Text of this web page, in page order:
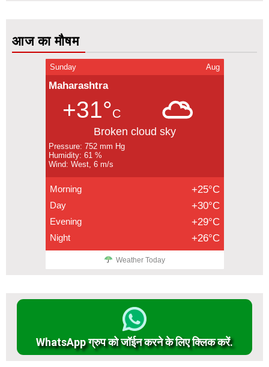
आज का मौषम
Sunday Aug
Maharashtra
+31°C
Broken cloud sky
Pressure: 752 mm Hg
Humidity: 61 %
Wind: West, 6 m/s
Morning +25°C
Day +30°C
Evening +29°C
Night +26°C
Weather Today
WhatsApp ग्रुप को जॉईन करने के लिए क्लिक करें.